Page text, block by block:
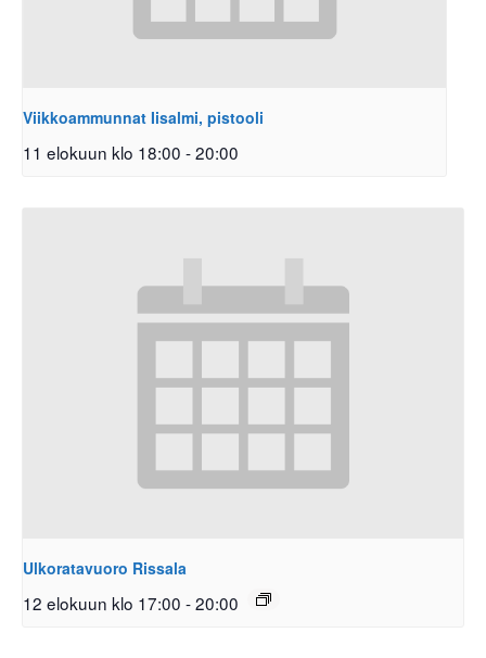
Viikkoammunnat Iisalmi, pistooli
11 elokuun klo 18:00 -20:00
Ulkoratavuoro Rissala
12 elokuun klo 17:00 -20:00